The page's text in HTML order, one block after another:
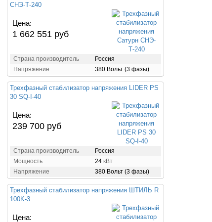
СНЭ-Т-240
Цена:
1 662 551 руб
Страна производитель
Россия
Напряжение
380 Вольт (3 фазы)
Трехфазный стабилизатор напряжения LIDER PS
30 SQ-I-40
Цена:
239 700 руб
Страна производитель
Россия
Мощность
24 кВт
Напряжение
380 Вольт (3 фазы)
Трехфазный стабилизатор напряжения ШТИЛЬ R
100K-3
Цена: